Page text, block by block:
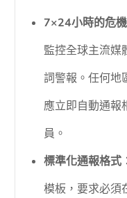
7×24小時的危
監控全球主流媒
詞警報。任何地
應立即自動通報
員。
標準化通報格式
模板，要求必須